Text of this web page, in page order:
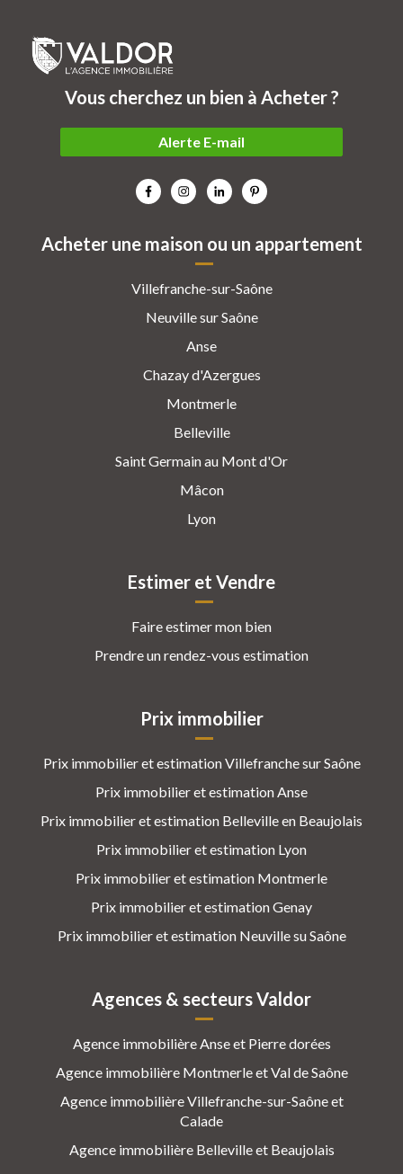
Acheter une maison ou un appartement
Villefranche-sur-Saône
Neuville sur Saône
Anse
Chazay d'Azergues
Montmerle
Belleville
Saint Germain au Mont d'Or
Mâcon
Lyon
Estimer et Vendre
Faire estimer mon bien
Prendre un rendez-vous estimation
Prix immobilier
Prix immobilier et estimation Villefranche sur Saône
Prix immobilier et estimation Anse
Prix immobilier et estimation Belleville en Beaujolais
Prix immobilier et estimation Lyon
Prix immobilier et estimation Montmerle
Prix immobilier et estimation Genay
Prix immobilier et estimation Neuville su Saône
Agences & secteurs Valdor
Agence immobilière Anse et Pierre dorées
Agence immobilière Montmerle et Val de Saône
Agence immobilière Villefranche-sur-Saône et
Calade
Agence immobilière Belleville et Beaujolais
Vous cherchez un bien à Acheter ?
Alerte E-mail